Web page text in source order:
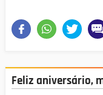
Feliz aniversário,